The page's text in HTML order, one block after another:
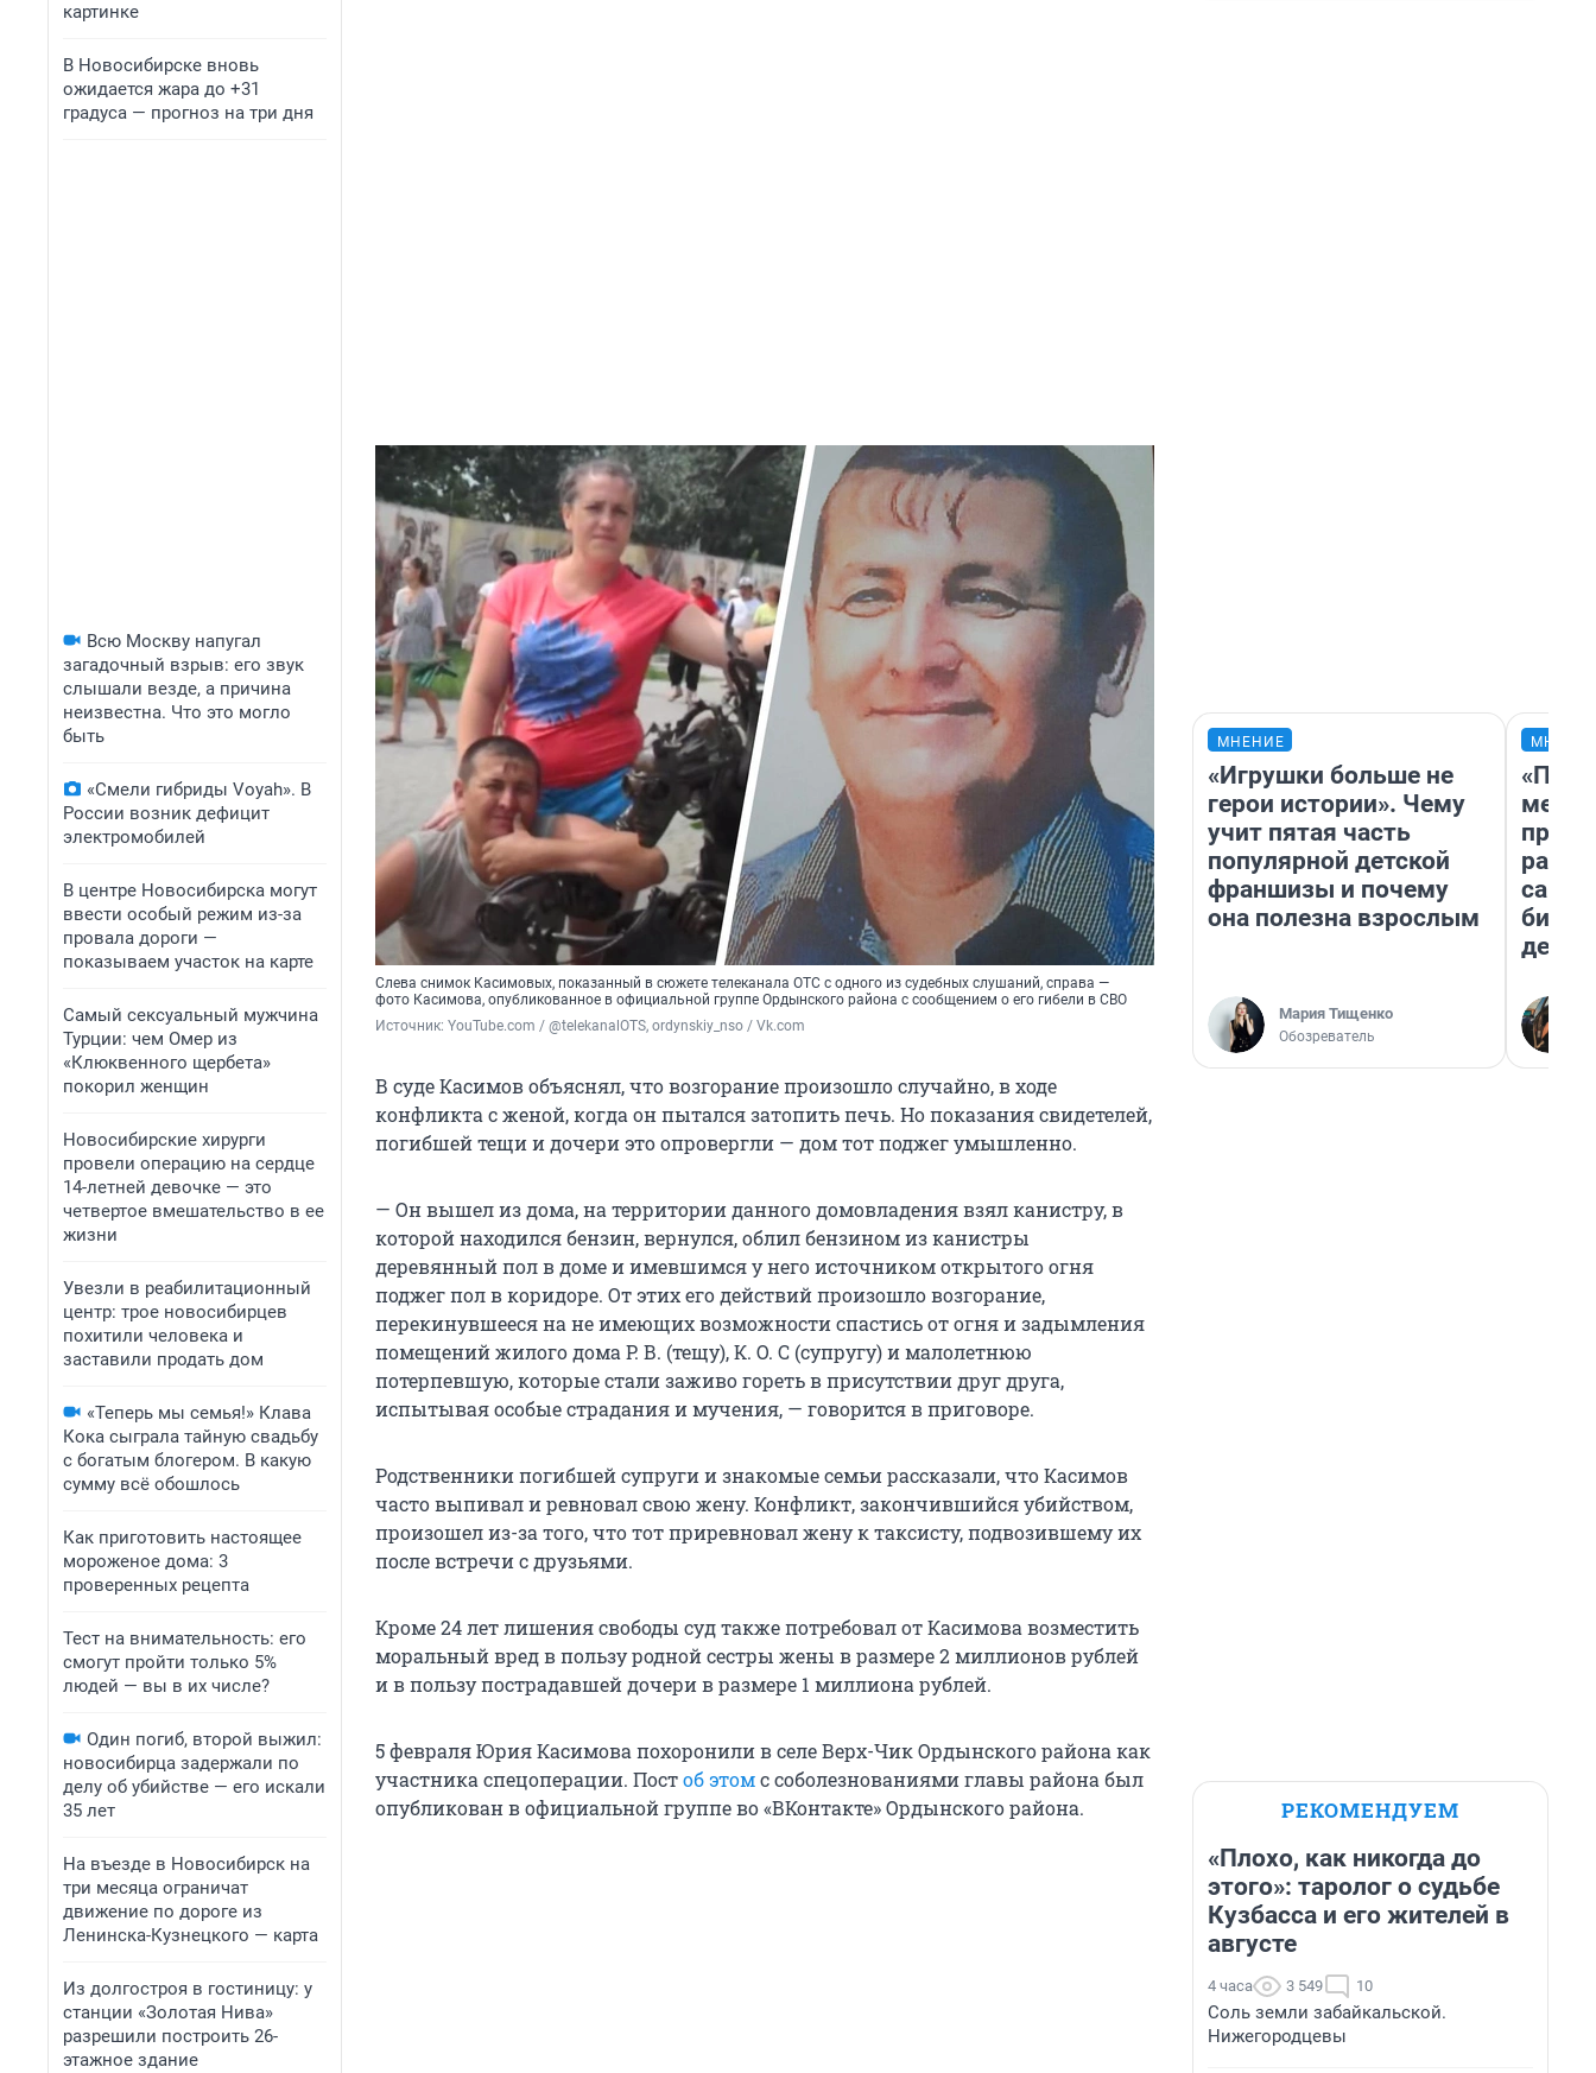
картинке
В Новосибирске вновь
ожидается жара до +31
градуса — прогноз на три дня
Всю Москву напугал
загадочный взрыв: его звук
слышали везде, а причина
неизвестна. Что это могло
быть
«Смели гибриды Voyah». В
России возник дефицит
электромобилей
В центре Новосибирска могут
ввести особый режим из-за
провала дороги —
показываем участок на карте
Самый сексуальный мужчина
Турции: чем Омер из
«Клюквенного щербета»
покорил женщин
Новосибирские хирурги
провели операцию на сердце
14-летней девочке — это
четвертое вмешательство в ее
жизни
Увезли в реабилитационный
центр: трое новосибирцев
похитили человека и
заставили продать дом
«Теперь мы семья!» Клава
Кока сыграла тайную свадьбу
с богатым блогером. В какую
сумму всё обошлось
Как приготовить настоящее
мороженое дома: 3
проверенных рецепта
Тест на внимательность: его
смогут пройти только 5%
людей — вы в их числе?
Один погиб, второй выжил:
новосибирца задержали по
делу об убийстве — его искали
35 лет
На въезде в Новосибирск на
три месяца ограничат
движение по дороге из
Ленинска-Кузнецкого — карта
Из долгостроя в гостиницу: у
станции «Золотая Нива»
разрешили построить 26-
этажное здание
Слева снимок Касимовых, показанный в сюжете телеканала ОТС с одного из судебных слушаний, справа —
фото Касимова, опубликованное в официальной группе Ордынского района с сообщением о его гибели в СВО
Источник: YouTube.com / @telekanalOTS, ordynskiy_nso / Vk.com
В суде Касимов объяснял, что возгорание произошло случайно, в ходе
конфликта с женой, когда он пытался затопить печь. Но показания свидетелей,
погибшей тещи и дочери это опровергли — дом тот поджег умышленно.
— Он вышел из дома, на территории данного домовладения взял канистру, в
которой находился бензин, вернулся, облил бензином из канистры
деревянный пол в доме и имевшимся у него источником открытого огня
поджег пол в коридоре. От этих его действий произошло возгорание,
перекинувшееся на не имеющих возможности спастись от огня и задымления
помещений жилого дома Р. В. (тещу), К. О. С (супругу) и малолетнюю
потерпевшую, которые стали заживо гореть в присутствии друг друга,
испытывая особые страдания и мучения, — говорится в приговоре.
Родственники погибшей супруги и знакомые семьи рассказали, что Касимов
часто выпивал и ревновал свою жену. Конфликт, закончившийся убийством,
произошел из-за того, что тот приревновал жену к таксисту, подвозившему их
после встречи с друзьями.
Кроме 24 лет лишения свободы суд также потребовал от Касимова возместить
моральный вред в пользу родной сестры жены в размере 2 миллионов рублей
и в пользу пострадавшей дочери в размере 1 миллиона рублей.
5 февраля Юрия Касимова похоронили в селе Верх-Чик Ордынского района как
участника спецоперации. Постоб этомс соболезнованиями главы района был
опубликован в официальной группе во «ВКонтакте» Ордынского района.
МНЕНИЕ
«Игрушки больше не
герои истории». Чему
учит пятая часть
популярной детской
франшизы и почему
она полезна взрослым
Мария Тищенко
Обозреватель
РЕКОМЕНДУЕМ
«Плохо, как никогда до
этого»: таролог о судьбе
Кузбасса и его жителей в
августе
4 часа 3 549 10
Соль земли забайкальской.
Нижегородцевы